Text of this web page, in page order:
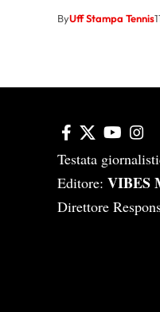
ByUff Stampa Tennis
Testata
Editore: VIBES
Direttore